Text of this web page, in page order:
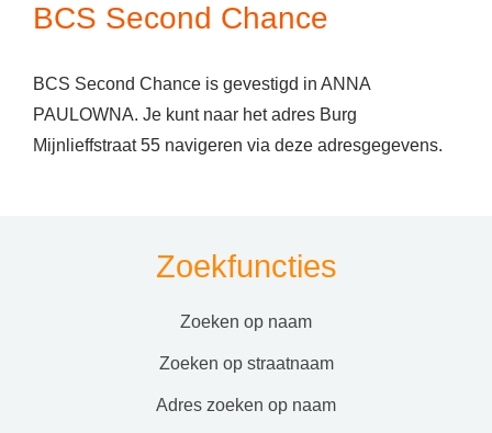
BCS Second Chance
BCS Second Chance is gevestigd in ANNA
PAULOWNA. Je kunt naar het adres Burg
Mijnlieffstraat 55 navigeren via deze adresgegevens.
Zoekfuncties
zoeken op naam
zoeken op straatnaam
adres zoeken op naam